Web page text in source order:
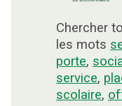
Chercher
les mots
porte,
service,
scolaire,